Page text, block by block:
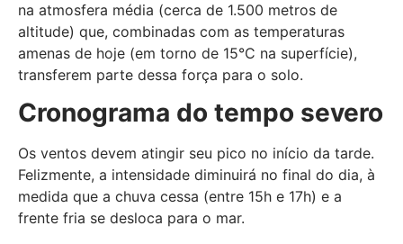
na atmosfera média (cerca de 1.500 metros de
altitude) que, combinadas com as temperaturas
amenas de hoje (em torno de 15°C na superfície),
transferem parte dessa força para o solo.
Cronograma do tempo severo
Os ventos devem atingir seu pico no início da tarde.
Felizmente, a intensidade diminuirá no final do dia, à
medida que a chuva cessa (entre 15h e 17h) e a
frente fria se desloca para o mar.